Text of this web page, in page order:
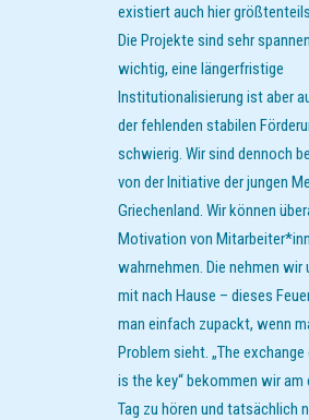
existiert auch hier
Die Projekte sind sehr
wichtig, eine längerfristige
Institutionalisierung ist aber
der fehlenden stabilen
schwierig. Wir sind dennoch
von der Initiative der jungen
Griechenland. Wir können
Motivation von
wahrnehmen. Die nehmen wir
mit nach Hause – dieses
man einfach zupackt, wenn
Problem sieht. „The
is the key“ bekommen wir am
Tag zu hören und tatsächlich